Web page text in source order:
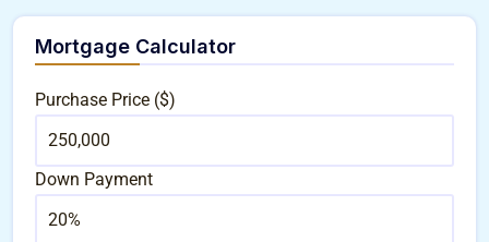
Mortgage Calculator
Purchase Price ($)
Down Payment